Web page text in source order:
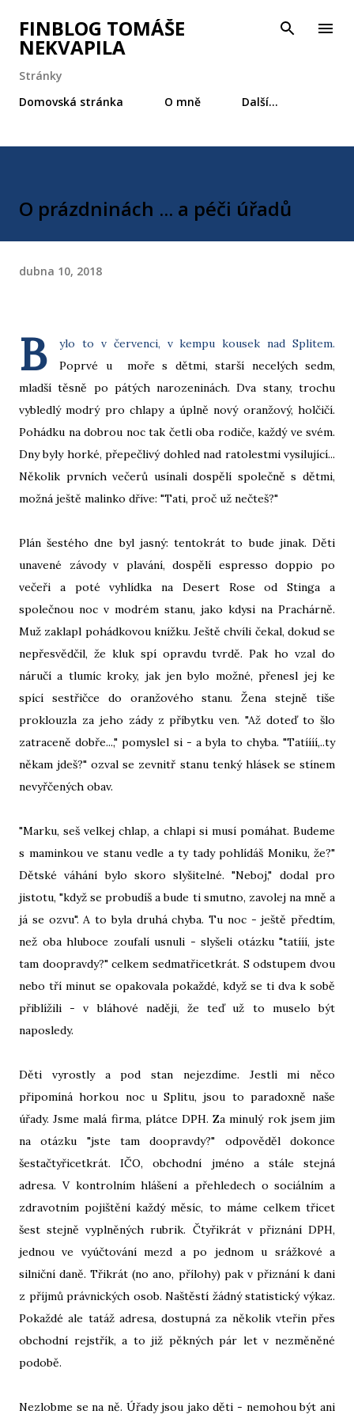
Přeskočit na hlavní obsah
FINBLOG TOMÁŠE
NEKVAPILA
Stránky
Domovská stránka
O mně Další…
O prázdninách ... a péči úřadů
dubna 10, 2018
B
ylo to v červenci, v kempu kousek nad Splitem.
Poprvé u moře s dětmi, starší necelých sedm,
mladší těsně po pátých narozeninách. Dva stany, trochu
vybledlý modrý pro chlapy a úplně nový oranžový, holčičí.
Pohádku na dobrou noc tak četli oba rodiče, každý ve svém.
Dny byly horké, přepečlivý dohled nad ratolestmi vysilující...
Několik prvních večerů usínali dospělí společně s dětmi,
možná ještě malinko dříve: "Tati, proč už nečteš?"
Plán šestého dne byl jasný: tentokrát to bude jinak. Děti
unavené závody v plavání, dospělí espresso doppio po
večeři a poté vyhlídka na Desert Rose od Stinga a
společnou noc v modrém stanu, jako kdysi na Prachárně.
Muž zaklapl pohádkovou knížku. Ještě chvíli čekal, dokud se
nepřesvědčil, že kluk spí opravdu tvrdě. Pak ho vzal do
náručí a tlumíc kroky, jak jen bylo možné, přenesl jej ke
spící sestřičce do oranžového stanu. Žena stejně tiše
proklouzla za jeho zády z příbytku ven. "Až doteď to šlo
zatraceně dobře...," pomyslel si - a byla to chyba. "Tatíííí,..ty
někam jdeš?" ozval se zevnitř stanu tenký hlásek se stínem
nevyřčených obav.
"Marku, seš velkej chlap, a chlapi si musí pomáhat. Budeme
s maminkou ve stanu vedle a ty tady pohlídáš Moniku, že?"
Dětské váhání bylo skoro slyšitelné. "Neboj," dodal pro
jistotu, "když se probudíš a bude ti smutno, zavolej na mně a
já se ozvu". A to byla druhá chyba. Tu noc - ještě předtím,
než oba hluboce zoufalí usnuli - slyšeli otázku "tatííí, jste
tam doopravdy?" celkem sedmatřicetkrát. S odstupem dvou
nebo tří minut se opakovala pokaždé, když se ti dva k sobě
přiblížili - v bláhové naději, že teď už to muselo být
naposledy.
Děti vyrostly a pod stan nejezdíme. Jestli mi něco
připomíná horkou noc u Splitu, jsou to paradoxně naše
úřady. Jsme malá firma, plátce DPH. Za minulý rok jsem jim
na otázku "jste tam doopravdy?" odpověděl dokonce
šestačtyřicetkrát. IČO, obchodní jméno a stále stejná
adresa. V kontrolním hlášení a přehledech o sociálním a
zdravotním pojištění každý měsíc, to máme celkem třicet
šest stejně vyplněných rubrik. Čtyřikrát v přiznání DPH,
jednou ve vyúčtování mezd a po jednom u srážkové a
silniční daně. Třikrát (no ano, přílohy) pak v přiznání k dani
z příjmů právnických osob. Naštěstí žádný statistický výkaz.
Pokaždé ale tatáž adresa, dostupná za několik vteřin přes
obchodní rejstřík, a to již pěkných pár let v nezměněné
podobě.
Nezlobme se na ně. Úřady jsou jako děti - nemohou být ani